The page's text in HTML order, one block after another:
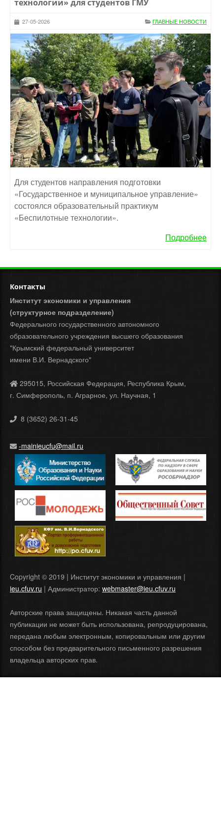
технологии» для студентов ГМУ
27-05-2026 ГЛАВНЫЕ НОВОСТИ
Для студентов направления подготовки
«Государственное и муниципальное управление»
состоялся образовательный практикум
«Беспилотные технологии».
Подробнее
Контакты
Институт экономики и управления
(структурное подразделение)
Федерального государственного автономного
образовательного учреждения высшего образования
"Крымский федеральный университет
имени В.И. Вернадского"
295015, Российская Федерация, Республика Крым,
г. Симферополь, п. Аграрное, ул. Научная, 1
8 (3652) 26-31-45
-mainieucfu@mail.ru
Copyright © 2019 | Институт экономики и управления |
ieu.cfuv.ru | Администратор: webmaster@ieu.cfuv.ru
Авторские права защищены. Никакая часть данной
публикации не может быть использована, репродуцирована,
передана любым электронным, копировальным или другим
способом без предварительного письменного разрешения
владельца авторских прав.